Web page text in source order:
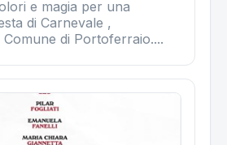
e magia per una
di Carnevale ,
di Portoferraio....